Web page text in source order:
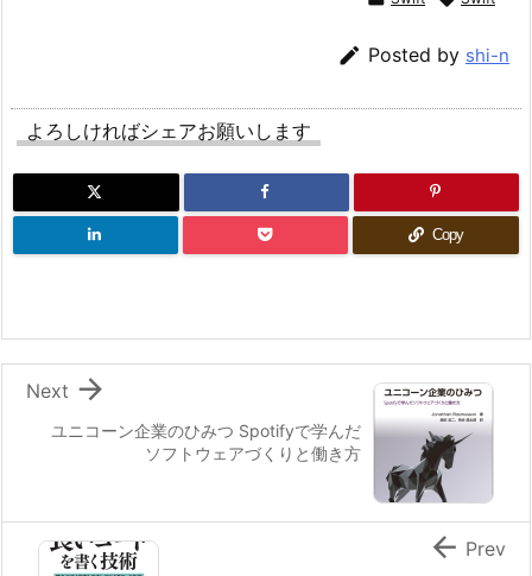
 Posted by shi-n
よろしければシェアお願いします
Copy
ユニコーン企業のひみつ Spotifyで学んだ
ソフトウェアづくりと働き方

Next
 Prev